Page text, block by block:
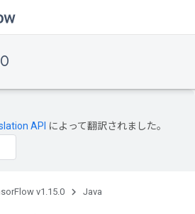
API によって翻訳されました。
v1.15.0 Java